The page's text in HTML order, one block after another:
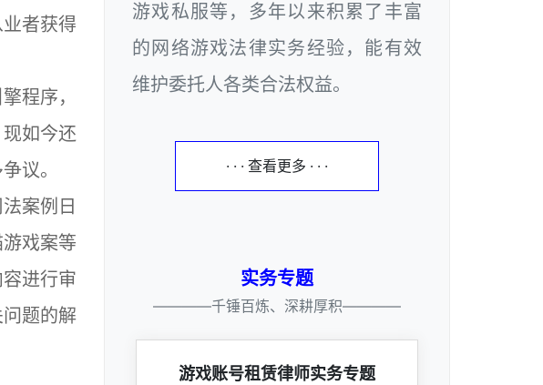
者获得
程序，
如今还
议。
案例日
戏案等
进行审
题的解
游戏私服等，多年以来积累了丰富
的网络游戏法律实务经验，能有效
维护委托人各类合法权益。
· · · 查看更多 · · ·
实务专题
————千锤百炼、深耕厚积————
游戏账号租赁律师实务专题